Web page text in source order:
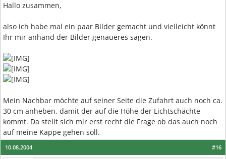
Hallo zusammen,
also ich habe mal ein paar Bilder gemacht und vielleicht könnt
Ihr mir anhand der Bilder genaueres sagen.
Mein Nachbar möchte auf seiner Seite die Zufahrt auch noch ca.
30 cm anheben, damit der auf die Höhe der Lichtschächte
kommt. Da stellt sich mir erst recht die Frage ob das auch noch
auf meine Kappe gehen soll.
#16
10.08.2004